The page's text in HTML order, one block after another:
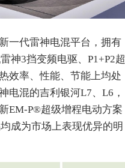
一代雷神电混平台，拥有
神3挡变频电驱、P1+P2超
效率、性能、节能上均处
电混的吉利银河L7、L6，
EM-P®超级增程电动方案
成为市场上表现优异的明